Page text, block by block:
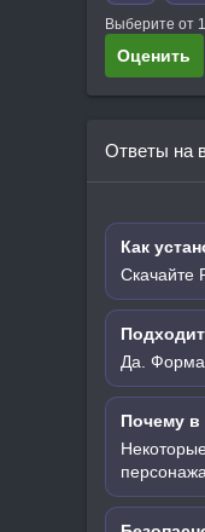
Выберите от
Оценить
Ответы на
Как
Скачайте
Да.
Почему в
персонажа.